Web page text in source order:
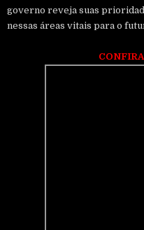
governo reveja suas
nessas áreas vitais para o